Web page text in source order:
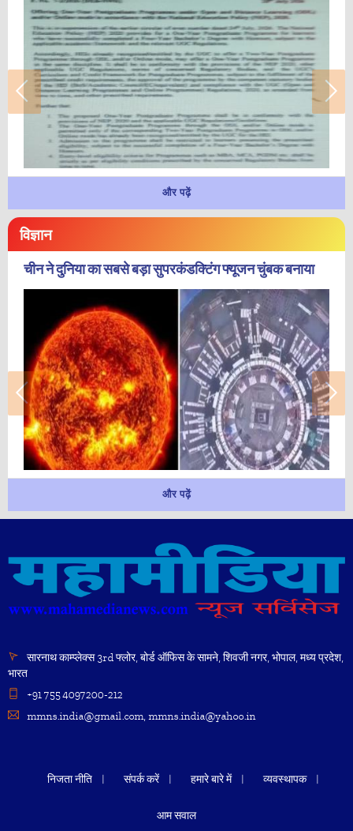
और पढ़ें
विज्ञान
चीन ने दुनिया का सबसे बड़ा सुपरकंडक्टिंग फ्यूजन चुंबक बनाया
और पढ़ें
सारनाथ काम्प्लेक्स 3rd फ्लोर, बोर्ड ऑफिस के सामने, शिवजी नगर, भोपाल, मध्य प्रदेश,
भारत
+91 755 4097200-212
mmns.india@gmail.com, mmns.india@yahoo.in
निजता नीति संपर्क करें हमारे बारे में व्यवस्थापक
आम सवाल